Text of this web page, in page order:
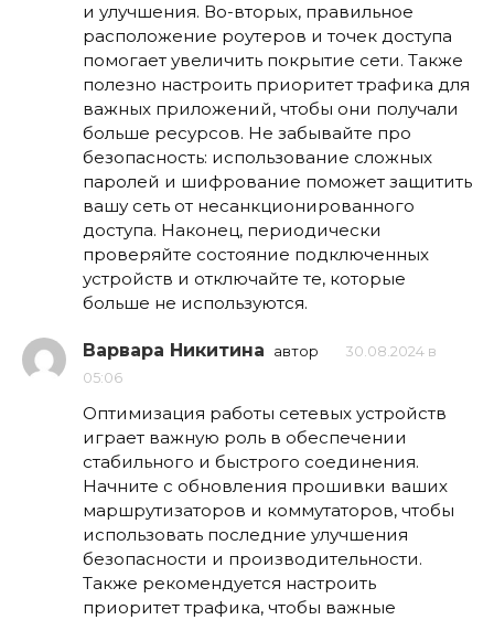
и улучшения. Во-вторых, правильное
расположение роутеров и точек доступа
помогает увеличить покрытие сети. Также
полезно настроить приоритет трафика для
важных приложений, чтобы они получали
больше ресурсов. Не забывайте про
безопасность: использование сложных
паролей и шифрование поможет защитить
вашу сеть от несанкционированного
доступа. Наконец, периодически
проверяйте состояние подключенных
устройств и отключайте те, которые
больше не используются.
Варвара Никитина автор
30.08.2024 в
05:06
Оптимизация работы сетевых устройств
играет важную роль в обеспечении
стабильного и быстрого соединения.
Начните с обновления прошивки ваших
маршрутизаторов и коммутаторов, чтобы
использовать последние улучшения
безопасности и производительности.
Также рекомендуется настроить
приоритет трафика, чтобы важные